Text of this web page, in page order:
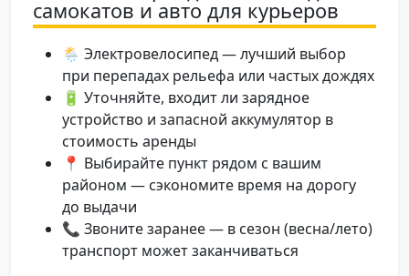
самокатов и авто для курьеров
🌦️ Электровелосипед — лучший выбор
при перепадах рельефа или частых дождях
🔋 Уточняйте, входит ли зарядное
устройство и запасной аккумулятор в
стоимость аренды
📍 Выбирайте пункт рядом с вашим
районом — сэкономите время на дорогу
до выдачи
📞 Звоните заранее — в сезон (весна/лето)
транспорт может заканчиваться